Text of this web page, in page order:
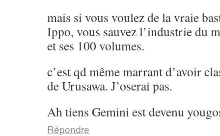
mais si vous voulez de la vraie
Ippo, vous sauvez l’industrie du
et ses 100 volumes.
c’est qd même marrant d’avoir
de Urusawa. J’oserai pas.
Ah tiens Gemini est devenu
Répondre